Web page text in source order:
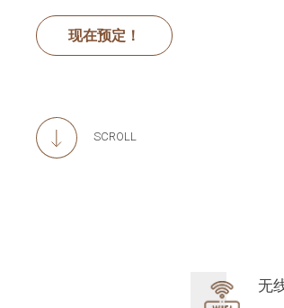
现在预定！
SCROLL
无